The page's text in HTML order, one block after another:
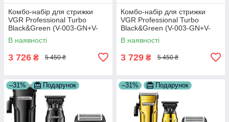
Комбо-набір для стрижки
VGR Professional Turbo
Black&Green (V-003-GN+V-
906-GN)
В наявності
3 726 ₴ 5 450 ₴
Комбо-набір для стрижки
VGR Professional Turbo
Black&Green (V-003-GN+V-
906-GN)
В наявності
3 729 ₴ 5 450 ₴
–31% Подарунок –31% Подарунок